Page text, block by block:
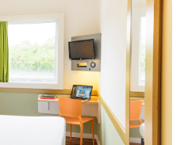
راجع التفاصيل